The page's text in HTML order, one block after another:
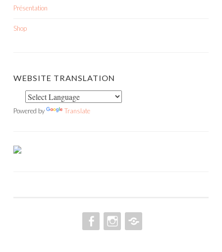
Présentation
Shop
WEBSITE TRANSLATION
Powered by Translate